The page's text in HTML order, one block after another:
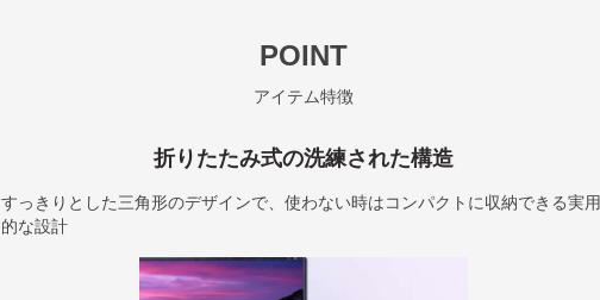
POINT
アイテム特徴
折りたたみ式の洗練された構造
すっきりとした三角形のデザインで、使わない時はコンパクトに収納できる実用
的な設計